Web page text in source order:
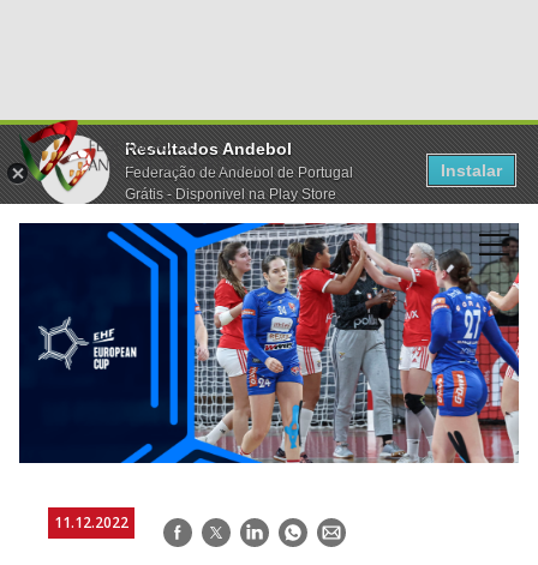
Resultados Andebol
Federação de Andebol de Portugal
Grátis - Disponivel na Play Store
Instalar
11.12.2022 Facebook
TwitterLinkedInWhatsApp
E-